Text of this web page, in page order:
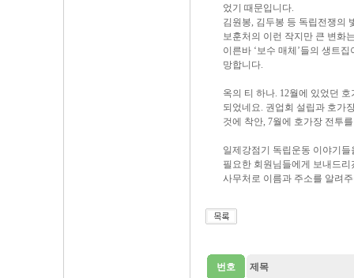
었기 때문입니다.
김원봉, 김두봉 등 독립전쟁의
보훈처의 이런 작지만 큰 변화
이른바 ‘보수 매체’들의 생트
망합니다.
옥의 티 하나. 12월에 있었던
되었네요. 권업회 설립과 호가
것에 착안, 7월에 호가장 전투
일제강점기 독립운동 이야기들
필요한 회원님들에게 보내드리
사무처로 이름과 주소를 알려
번호 제목